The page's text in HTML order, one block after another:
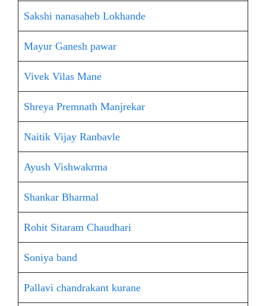
Sakshi nanasaheb Lokhande
Mayur Ganesh pawar
Vivek Vilas Mane
Shreya Premnath Manjrekar
Naitik Vijay Ranbavle
Ayush Vishwakrma
Shankar Bharmal
Rohit Sitaram Chaudhari
Soniya band
Pallavi chandrakant kurane